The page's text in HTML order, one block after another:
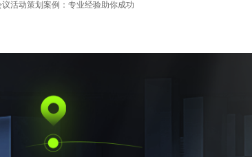
议活动策划案例：专业经验助你成功